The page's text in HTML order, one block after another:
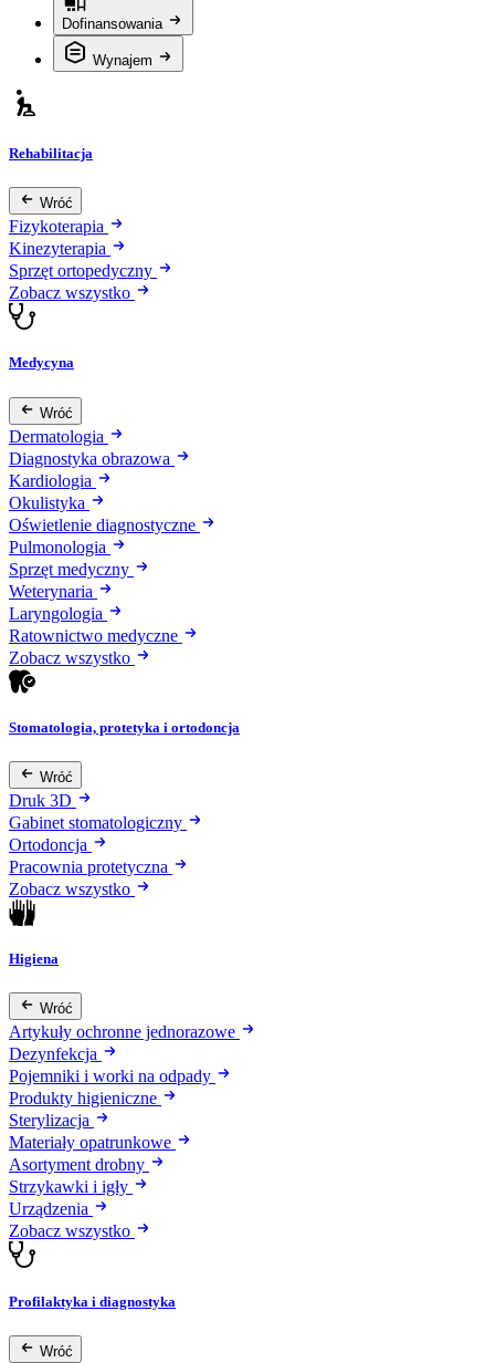
Dofinansowania
Wynajem
Rehabilitacja
Wróć
Fizykoterapia
Kinezyterapia
Sprzęt ortopedyczny
Zobacz wszystko
Medycyna
Wróć
Dermatologia
Diagnostyka obrazowa
Kardiologia
Okulistyka
Oświetlenie diagnostyczne
Pulmonologia
Sprzęt medyczny
Weterynaria
Laryngologia
Ratownictwo medyczne
Zobacz wszystko
Stomatologia, protetyka i ortodoncja
Wróć
Druk 3D
Gabinet stomatologiczny
Ortodoncja
Pracownia protetyczna
Zobacz wszystko
Higiena
Wróć
Artykuły ochronne jednorazowe
Dezynfekcja
Pojemniki i worki na odpady
Produkty higieniczne
Sterylizacja
Materiały opatrunkowe
Asortyment drobny
Strzykawki i igły
Urządzenia
Zobacz wszystko
Profilaktyka i diagnostyka
Wróć